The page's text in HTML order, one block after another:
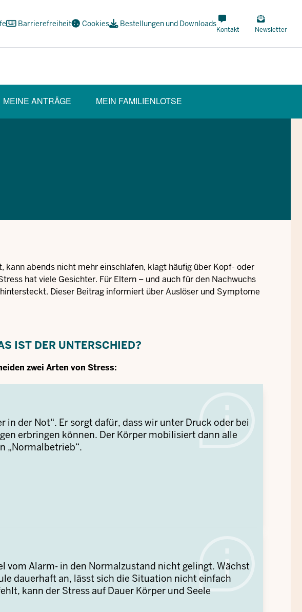
Barrierefreiheit Cookies Bestellungen und Downloads Meta
Navi
Kontakt Newsletter
MEINE ANTRÄGE MEIN FAMILIENLOTSE
abends nicht mehr einschlafen, klagt häufig über Kopf- oder
hat viele Gesichter. Für Eltern – und auch für den Nachwuchs
Dieser Beitrag informiert über Auslöser und Symptome
IST DER UNTERSCHIED?
zwei Arten von Stress:
in der Not“. Er sorgt dafür, dass wir unter Druck oder bei
erbringen können. Der Körper mobilisiert dann alle
„Normalbetrieb“.
vom Alarm- in den Normalzustand nicht gelingt. Wächst
dauerhaft an, lässt sich die Situation nicht einfach
kann der Stress auf Dauer Körper und Seele